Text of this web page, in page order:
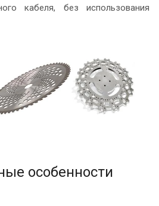
кабеля, без использования
особенности